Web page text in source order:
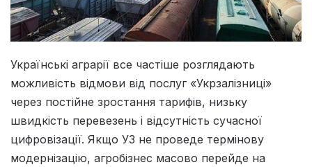
Українські аграрії все частіше розглядають
можливість відмови від послуг «Укрзалізниці»
через постійне зростання тарифів, низьку
швидкість перевезень і відсутність сучасної
цифровізації. Якщо УЗ не проведе термінову
модернізацію, агробізнес масово перейде на